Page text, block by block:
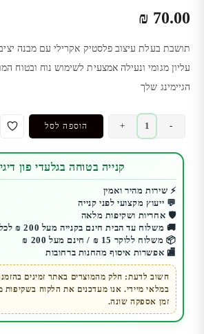
₪ 70.00
תושבת בעלת עיצוב פלסטיק אקרילי עם מבנה
עליון מגומי ונעילה אמצעית לשימוש נוח ובטוח
הגיימינג שלך
-
כמות
של
תושבת
Wolfbone
לאוזניות
גיימיניג
SADES
+ הוספה לסל
קנייה בטוחה בגלעדי פון
⚡ שירות מהיר ואמין
💬 ייעוץ מקצועי לפני קנייה
🛡️ אחריות ושקיפות מלאה
🚚 משלוח עד הבית חינם בקנייה מעל 200 ₪ לכל הארץ
📦 משלוח ללוקר 15 ₪ / חינם מעל 200 ₪
🏬 אפשרות איסוף מהחנות ברחובות
חשוב לדעת: חלק מהמוצרים באתר זמינים
במלאי מיידי. אנו מעדכנים את הלקוח
זמן אספקה שונה.